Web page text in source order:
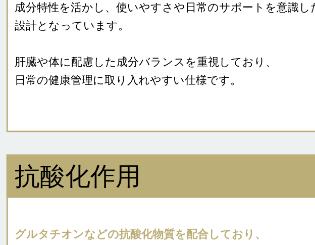
成分特性を活かし、使いやすさや日常のサポートを意識し
設計となっています。
肝臓や体に配慮した成分バランスを重視しており、
日常の健康管理に取り入れやすい仕様です。
抗酸化作用
グルタチオンなどの抗酸化物質を配合しており、